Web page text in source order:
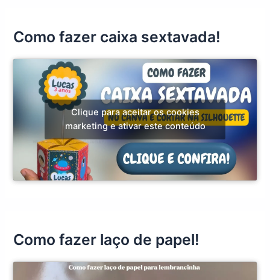
Como fazer caixa sextavada!
Clique para aceitar os cookies
marketing e ativar este conteúdo
Como fazer laço de papel!